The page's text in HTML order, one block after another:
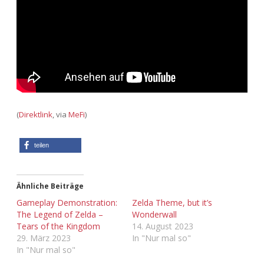
Adventskalender 2021
Adventskalender 2022
(Direktlink, via MeFi)
teilen
Ähnliche Beiträge
Gameplay Demonstration:
The Legend of Zelda –
Tears of the Kingdom
29. März 2023
In "Nur mal so"
Zelda Theme, but it’s
Wonderwall
14. August 2023
In "Nur mal so"